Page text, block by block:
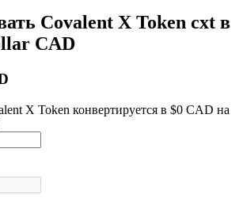
Covalent X Token cxt в
CAD
X Token конвертируется в $0 CAD на